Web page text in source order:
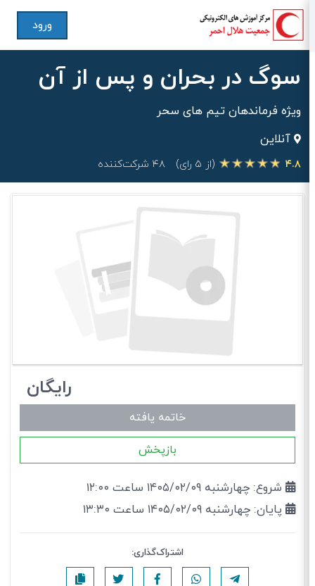
ورود
سوگ در بحران و پس از آن
ویژه فرماندهان تیم های سحر
آنلاین
۴.۸ (از ۵ رای) ۴۸ شرکت‌کننده
رایگان
خاتمه یافته
بازپخش
شروع: چهارشنبه ۱۴۰۵/۰۲/۰۹ ساعت ۱۲:۰۰
پایان: چهارشنبه ۱۴۰۵/۰۲/۰۹ ساعت ۱۳:۳۰
اشتراک‌گذاری: